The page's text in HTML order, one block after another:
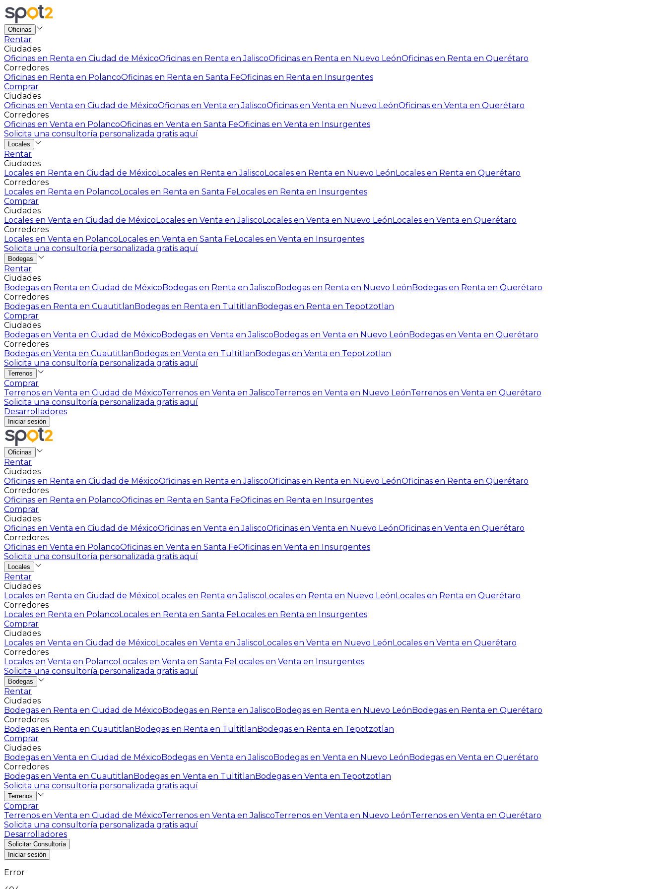
Oficinas
Rentar
Ciudades
Oficinas en Renta en Ciudad de MéxicoOficinas en Renta en JaliscoOficinas en Renta en Nuevo LeónOficinas en Renta en Querétaro
Corredores
Oficinas en Renta en PolancoOficinas en Renta en Santa FeOficinas en Renta en Insurgentes
Comprar
Ciudades
Oficinas en Venta en Ciudad de MéxicoOficinas en Venta en JaliscoOficinas en Venta en Nuevo LeónOficinas en Venta en Querétaro
Corredores
Oficinas en Venta en PolancoOficinas en Venta en Santa FeOficinas en Venta en Insurgentes
Solicita una consultoría personalizada gratis aquí
Locales
Rentar
Ciudades
Locales en Renta en Ciudad de MéxicoLocales en Renta en JaliscoLocales en Renta en Nuevo LeónLocales en Renta en Querétaro
Corredores
Locales en Renta en PolancoLocales en Renta en Santa FeLocales en Renta en Insurgentes
Comprar
Ciudades
Locales en Venta en Ciudad de MéxicoLocales en Venta en JaliscoLocales en Venta en Nuevo LeónLocales en Venta en Querétaro
Corredores
Locales en Venta en PolancoLocales en Venta en Santa FeLocales en Venta en Insurgentes
Solicita una consultoría personalizada gratis aquí
Bodegas
Rentar
Ciudades
Bodegas en Renta en Ciudad de MéxicoBodegas en Renta en JaliscoBodegas en Renta en Nuevo LeónBodegas en Renta en Querétaro
Corredores
Bodegas en Renta en CuautitlanBodegas en Renta en TultitlanBodegas en Renta en Tepotzotlan
Comprar
Ciudades
Bodegas en Venta en Ciudad de MéxicoBodegas en Venta en JaliscoBodegas en Venta en Nuevo LeónBodegas en Venta en Querétaro
Corredores
Bodegas en Venta en CuautitlanBodegas en Venta en TultitlanBodegas en Venta en Tepotzotlan
Solicita una consultoría personalizada gratis aquí
Terrenos
Comprar
Terrenos en Venta en Ciudad de MéxicoTerrenos en Venta en JaliscoTerrenos en Venta en Nuevo LeónTerrenos en Venta en Querétaro
Solicita una consultoría personalizada gratis aquí
Desarrolladores
Iniciar sesión
Oficinas
Rentar
Ciudades
Oficinas en Renta en Ciudad de MéxicoOficinas en Renta en JaliscoOficinas en Renta en Nuevo LeónOficinas en Renta en Querétaro
Corredores
Oficinas en Renta en PolancoOficinas en Renta en Santa FeOficinas en Renta en Insurgentes
Comprar
Ciudades
Oficinas en Venta en Ciudad de MéxicoOficinas en Venta en JaliscoOficinas en Venta en Nuevo LeónOficinas en Venta en Querétaro
Corredores
Oficinas en Venta en PolancoOficinas en Venta en Santa FeOficinas en Venta en Insurgentes
Solicita una consultoría personalizada gratis aquí
Locales
Rentar
Ciudades
Locales en Renta en Ciudad de MéxicoLocales en Renta en JaliscoLocales en Renta en Nuevo LeónLocales en Renta en Querétaro
Corredores
Locales en Renta en PolancoLocales en Renta en Santa FeLocales en Renta en Insurgentes
Comprar
Ciudades
Locales en Venta en Ciudad de MéxicoLocales en Venta en JaliscoLocales en Venta en Nuevo LeónLocales en Venta en Querétaro
Corredores
Locales en Venta en PolancoLocales en Venta en Santa FeLocales en Venta en Insurgentes
Solicita una consultoría personalizada gratis aquí
Bodegas
Rentar
Ciudades
Bodegas en Renta en Ciudad de MéxicoBodegas en Renta en JaliscoBodegas en Renta en Nuevo LeónBodegas en Renta en Querétaro
Corredores
Bodegas en Renta en CuautitlanBodegas en Renta en TultitlanBodegas en Renta en Tepotzotlan
Comprar
Ciudades
Bodegas en Venta en Ciudad de MéxicoBodegas en Venta en JaliscoBodegas en Venta en Nuevo LeónBodegas en Venta en Querétaro
Corredores
Bodegas en Venta en CuautitlanBodegas en Venta en TultitlanBodegas en Venta en Tepotzotlan
Solicita una consultoría personalizada gratis aquí
Terrenos
Comprar
Terrenos en Venta en Ciudad de MéxicoTerrenos en Venta en JaliscoTerrenos en Venta en Nuevo LeónTerrenos en Venta en Querétaro
Solicita una consultoría personalizada gratis aquí
Desarrolladores
Solicitar Consultoría
Iniciar sesión
Error